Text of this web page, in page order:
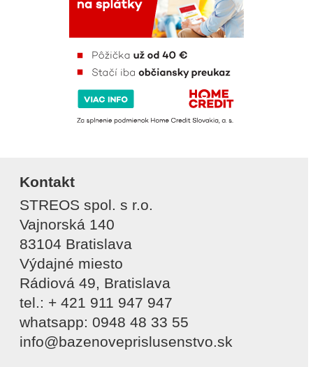
Kontakt
STREOS spol. s r.o.
Vajnorská 140
83104 Bratislava
Výdajné miesto
Rádiová 49, Bratislava
tel.: + 421 911 947 947
whatsapp: 0948 48 33 55
info@bazenoveprislusenstvo.sk